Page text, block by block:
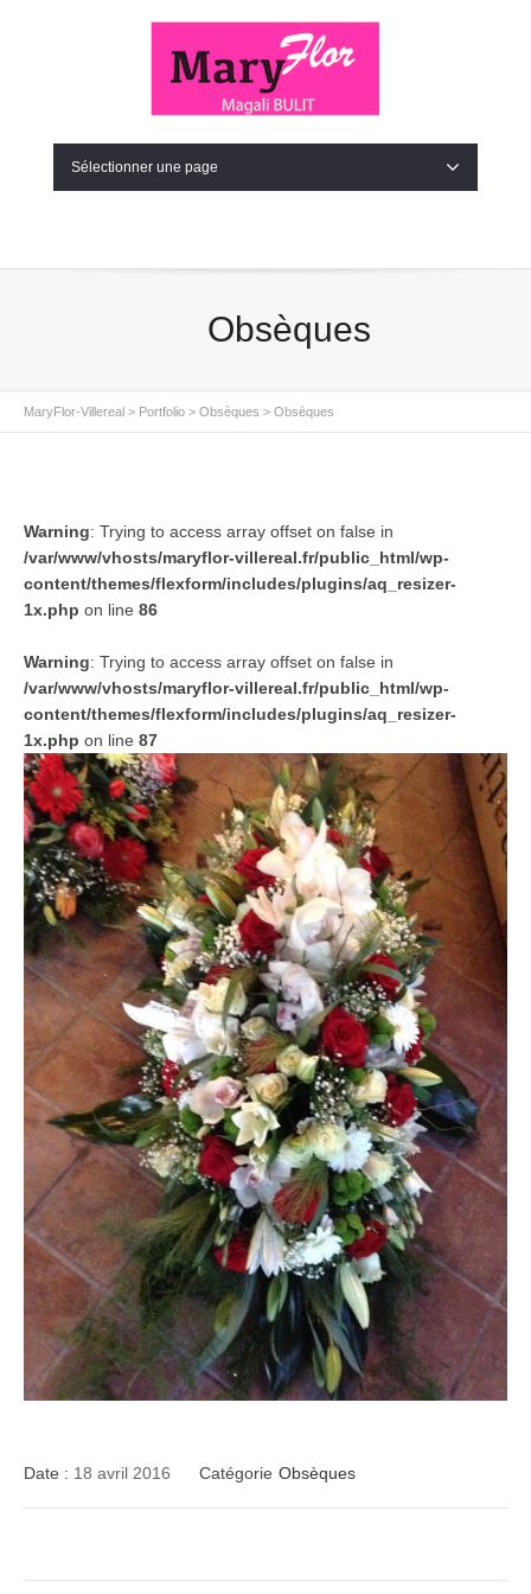
Sélectionner une page
Obsèques
MaryFlor-Villereal > Portfolio > Obsèques > Obsèques
Warning: Trying to access array offset on false in
/var/www/vhosts/maryflor-villereal.fr/public_html/wp-
content/themes/flexform/includes/plugins/aq_resizer-
1x.php on line 86
Warning: Trying to access array offset on false in
/var/www/vhosts/maryflor-villereal.fr/public_html/wp-
content/themes/flexform/includes/plugins/aq_resizer-
1x.php on line 87
Date : 18 avril 2016 Catégorie Obsèques